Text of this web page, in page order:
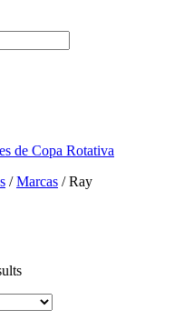
de Copa Rotativa
/Marcas / Ray